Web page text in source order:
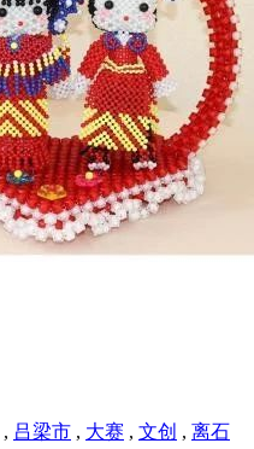
, 吕梁市 , 大赛 , 文创 , 离石